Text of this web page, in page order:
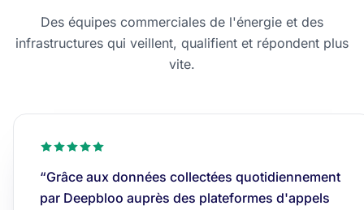
Des équipes commerciales de l'énergie et des
infrastructures qui veillent, qualifient et répondent plus
vite.
“Grâce aux données collectées quotidiennement
par Deepbloo auprès des plateformes d'appels